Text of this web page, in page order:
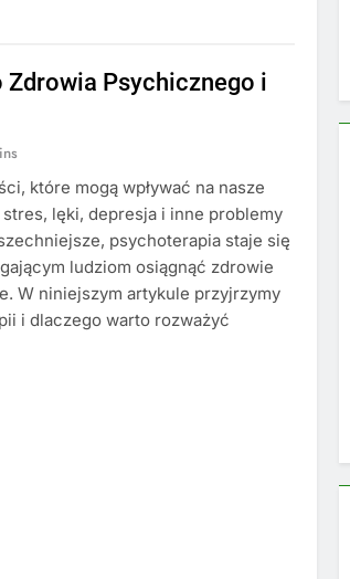
Psychicznego i
które mogą wpływać na nasze
lęki, depresja i inne problemy
psychoterapia staje się
ludziom osiągnąć zdrowie
W niniejszym artykule przyjrzymy
i dlaczego warto rozważyć